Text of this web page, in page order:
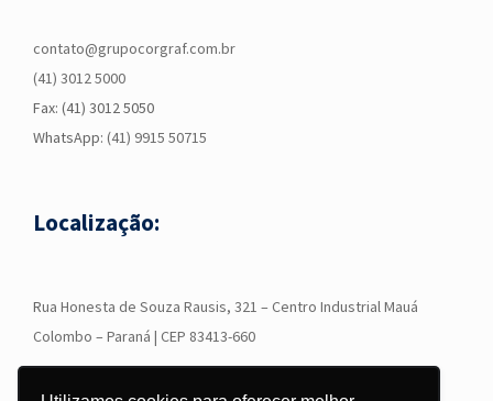
contato@grupocorgraf.com.br
(41) 3012 5000
Fax: (41) 3012 5050
WhatsApp: (41) 9915 50715
Localização:
Rua Honesta de Souza Rausis, 321 – Centro Industrial Mauá
Colombo – Paraná | CEP 83413-660